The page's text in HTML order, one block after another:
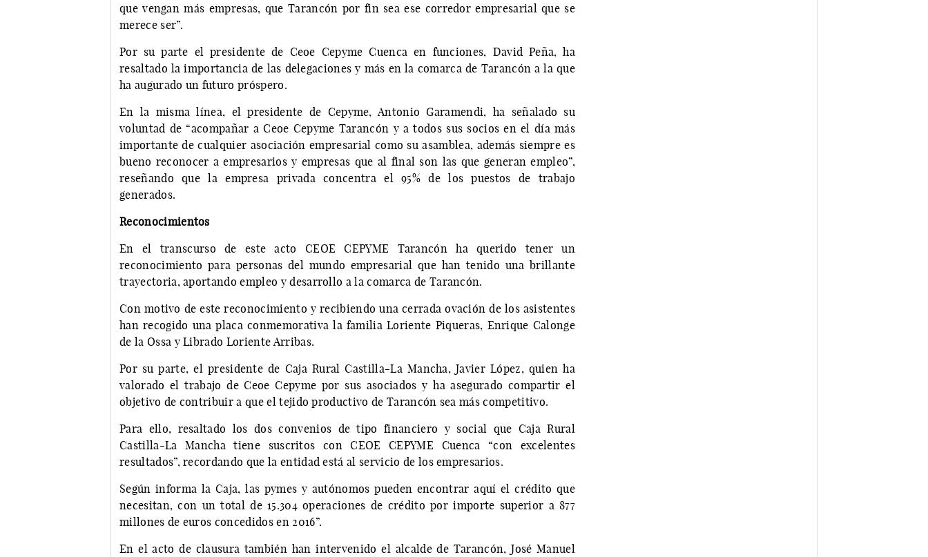
que vengan más empresas, que Tarancón por fin sea ese corredor empresarial que se
merece ser”.
Por su parte el presidente de Ceoe Cepyme Cuenca en funciones, David Peña, ha
resaltado la importancia de las delegaciones y más en la comarca de Tarancón a la que
ha augurado un futuro próspero.
En la misma línea, el presidente de Cepyme, Antonio Garamendi, ha señalado su
voluntad de “acompañar a Ceoe Cepyme Tarancón y a todos sus socios en el día más
importante de cualquier asociación empresarial como su asamblea, además siempre es
bueno reconocer a empresarios y empresas que al final son las que generan empleo”,
reseñando que la empresa privada concentra el 95% de los puestos de trabajo
generados.
Reconocimientos
En el transcurso de este acto CEOE CEPYME Tarancón ha querido tener un
reconocimiento para personas del mundo empresarial que han tenido una brillante
trayectoria, aportando empleo y desarrollo a la comarca de Tarancón.
Con motivo de este reconocimiento y recibiendo una cerrada ovación de los asistentes
han recogido una placa conmemorativa la familia Loriente Piqueras, Enrique Calonge
de la Ossa y Librado Loriente Arribas.
Por su parte, el presidente de Caja Rural Castilla-La Mancha, Javier López, quien ha
valorado el trabajo de Ceoe Cepyme por sus asociados y ha asegurado compartir el
objetivo de contribuir a que el tejido productivo de Tarancón sea más competitivo.
Para ello, resaltado los dos convenios de tipo financiero y social que Caja Rural
Castilla-La Mancha tiene suscritos con CEOE CEPYME Cuenca “con excelentes
resultados”, recordando que la entidad está al servicio de los empresarios.
Según informa la Caja, las pymes y autónomos pueden encontrar aquí el crédito que
necesitan, con un total de 15.304 operaciones de crédito por importe superior a 877
millones de euros concedidos en 2016”.
En el acto de clausura también han intervenido el alcalde de Tarancón, José Manuel